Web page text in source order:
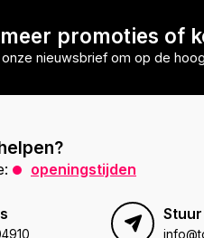
promoties of
nieuwsbrief om op de
openingstijden
Stuur